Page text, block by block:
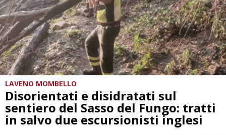
LAVENO MOMBELLO
Disorientati e disidratati sul
sentiero del Sasso del Fungo: tratti
in salvo due escursionisti inglesi